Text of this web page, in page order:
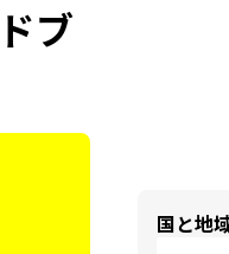
ブ
国と地